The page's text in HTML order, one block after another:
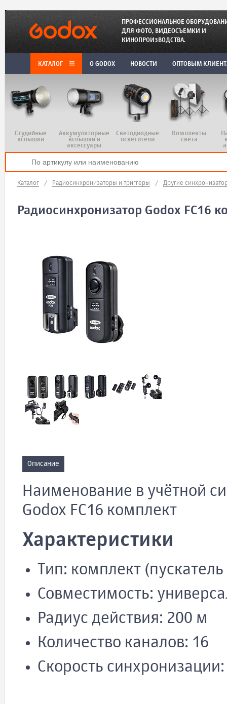
ПРОФЕССИОНАЛЬНОЕ
ДЛЯ ФОТО, ВИДЕОСЪЕМКИ И
КИНОПРОИЗВОДСТВА.
КАТАЛОГ O GODOX НОВОСТИ ОПТОВЫМ
Студийные
вспышки
Аккумуляторные
вспышки и
аксессуары
Светодиодные
осветители
Комплекты
света
Каталог / Радиосинхронизаторы и триггеры / Другие
Радиосинхронизатор Godox FC16
Описание
Наименование в учётной
Godox FC16 комплект
Характеристики
Тип: комплект
Совместимость:
Радиус действия: 200 м
Количество каналов: 16
Скорость